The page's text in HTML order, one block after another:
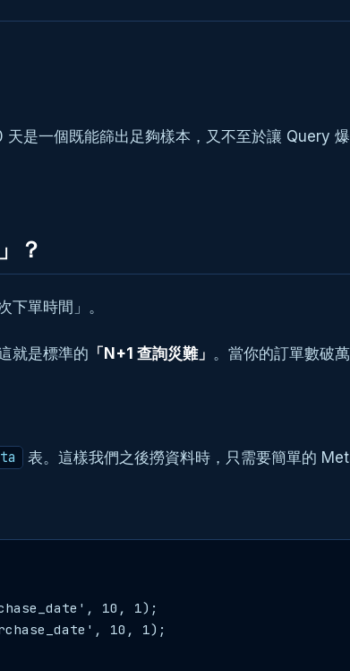
是一個既能篩出足夠樣本，又不至於讓 Query 爆
？
下單時間」。
就是標準的 「N+1 查詢災難」 。當你的訂單數破
表。這樣我們之後撈資料時，只需要簡單的
10, 1);
10, 1);